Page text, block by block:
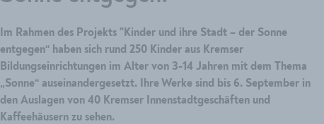
Im Rahmen des Projekts "Kinder und ihre Stadt – der Sonne
entgegen“ haben sich rund 250 Kinder aus Kremser
Bildungseinrichtungen im Alter von 3-14 Jahren mit dem Thema
„Sonne“ auseinandergesetzt. Ihre Werke sind bis 6. September in
den Auslagen von 40 Kremser Innenstadtgeschäften und
Kaffeehäusern zu sehen.